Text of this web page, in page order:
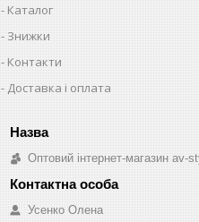
Каталог
Знижки
Контакти
Доставка і оплата
Оптовий інтернет-магазин av-
Усенко Олена